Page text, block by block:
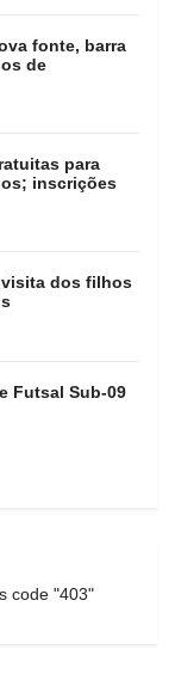
fonte, barra
de
para
inscrições
visita dos filhos
Futsal Sub-09
code "403"